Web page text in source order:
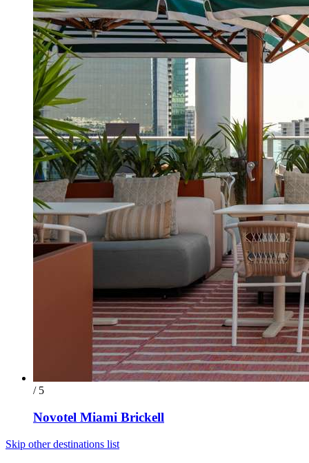
/ 5
Novotel Miami Brickell
Skip other destinations list